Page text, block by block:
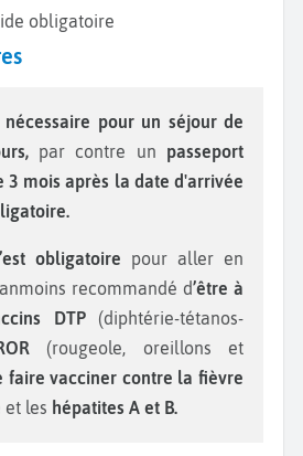
obligatoire
par contre un passeport
3 mois après la date d'arrivée
obligatoire pour aller en
recommandé d’être à
DTP (diphtérie-tétanos-
(rougeole, oreillons et
faire vacciner contre la fièvre
et les hépatites A et B.